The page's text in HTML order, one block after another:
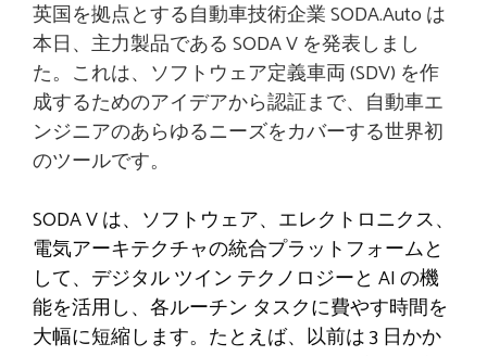
英国を拠点とする自動車技術企業 SODA.Auto は
本日、主力製品である SODA V を発表しまし
た。これは、ソフトウェア定義車両 (SDV) を作
成するためのアイデアから認証まで、自動車エ
ンジニアのあらゆるニーズをカバーする世界初
のツールです。
SODA V は、ソフトウェア、エレクトロニクス、
電気アーキテクチャの統合プラットフォームと
して、デジタル ツイン テクノロジーと AI の機
能を活用し、各ルーチン タスクに費やす時間を
大幅に短縮します。たとえば、以前は 3 日かか